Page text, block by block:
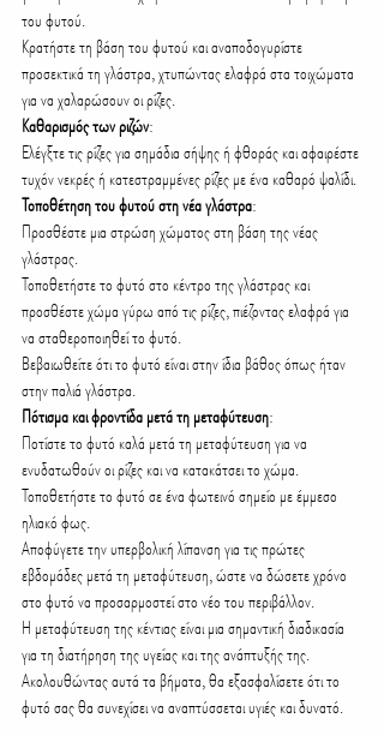
του φυτού.
Κρατήστε τη βάση του φυτού και αναποδογυρίστε
προσεκτικά τη γλάστρα, χτυπώντας ελαφρά στα τοιχώματα
για να χαλαρώσουν οι ρίζες.
Καθαρισμός των ριζών:
Ελέγξτε τις ρίζες για σημάδια σήψης ή φθοράς και αφαιρέστε
τυχόν νεκρές ή κατεστραμμένες ρίζες με ένα καθαρό ψαλίδι.
Τοποθέτηση του φυτού στη νέα γλάστρα:
Προσθέστε μια στρώση χώματος στη βάση της νέας
γλάστρας.
Τοποθετήστε το φυτό στο κέντρο της γλάστρας και
προσθέστε χώμα γύρω από τις ρίζες, πιέζοντας ελαφρά για
να σταθεροποιηθεί το φυτό.
Βεβαιωθείτε ότι το φυτό είναι στην ίδια βάθος όπως ήταν
στην παλιά γλάστρα.
Πότισμα και φροντίδα μετά τη μεταφύτευση:
Ποτίστε το φυτό καλά μετά τη μεταφύτευση για να
ενυδατωθούν οι ρίζες και να κατακάτσει το χώμα.
Τοποθετήστε το φυτό σε ένα φωτεινό σημείο με έμμεσο
ηλιακό φως.
Αποφύγετε την υπερβολική λίπανση για τις πρώτες
εβδομάδες μετά τη μεταφύτευση, ώστε να δώσετε χρόνο
στο φυτό να προσαρμοστεί στο νέο του περιβάλλον.
Η μεταφύτευση της κέντιας είναι μια σημαντική διαδικασία
για τη διατήρηση της υγείας και της ανάπτυξής της.
Ακολουθώντας αυτά τα βήματα, θα εξασφαλίσετε ότι το
φυτό σας θα συνεχίσει να αναπτύσσεται υγιές και δυνατό.